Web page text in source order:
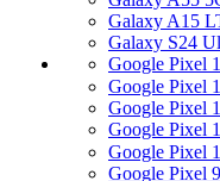
Galaxy A15
Galaxy S24
Google Pixel
Google Pixel
Google Pixel
Google Pixel
Google Pixel
Google Pixel 9